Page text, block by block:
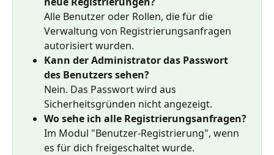
Alle Benutzer oder Rollen, die für die
Verwaltung von Registrierungsanfragen
autorisiert wurden.
Kann der Administrator das Passwort
des Benutzers sehen?
Nein. Das Passwort wird aus
Sicherheitsgründen nicht angezeigt.
Wo sehe ich alle Registrierungsanfragen?
Im Modul "Benutzer-Registrierung", wenn
es für dich freigeschaltet wurde.